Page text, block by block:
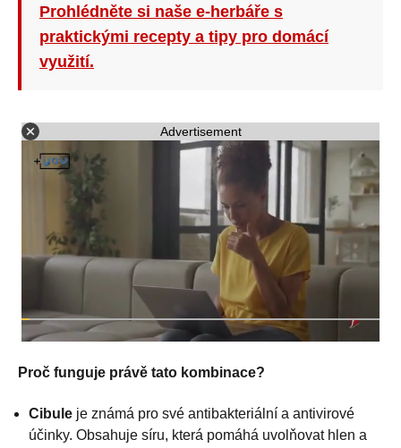
Prohlédněte si naše e-herbáře s
praktickými recepty a tipy pro domácí
využití.
Advertisement
Proč funguje právě tato kombinace?
Cibule je známá pro své antibakteriální a antivirové
účinky. Obsahuje síru, která pomáhá uvolňovat hlen a